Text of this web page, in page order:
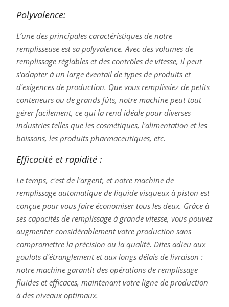
Polyvalence:
L’une des principales caractéristiques de notre
remplisseuse est sa polyvalence. Avec des volumes de
remplissage réglables et des contrôles de vitesse, il peut
s'adapter à un large éventail de types de produits et
d'exigences de production. Que vous remplissiez de petits
conteneurs ou de grands fûts, notre machine peut tout
gérer facilement, ce qui la rend idéale pour diverses
industries telles que les cosmétiques, l'alimentation et les
boissons, les produits pharmaceutiques, etc.
Efficacité et rapidité :
Le temps, c'est de l'argent, et notre machine de
remplissage automatique de liquide visqueux à piston est
conçue pour vous faire économiser tous les deux. Grâce à
ses capacités de remplissage à grande vitesse, vous pouvez
augmenter considérablement votre production sans
compromettre la précision ou la qualité. Dites adieu aux
goulots d'étranglement et aux longs délais de livraison :
notre machine garantit des opérations de remplissage
fluides et efficaces, maintenant votre ligne de production
à des niveaux optimaux.